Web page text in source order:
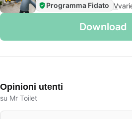
Programma Fidato V
Download
Opinioni utenti
su Mr Toilet